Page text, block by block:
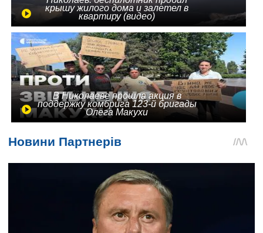
крышу жилого дома и залетел в
квартиру (видео)
В Николаеве прошла акция в
поддержку комбрига 123-й бригады
Олега Макухи